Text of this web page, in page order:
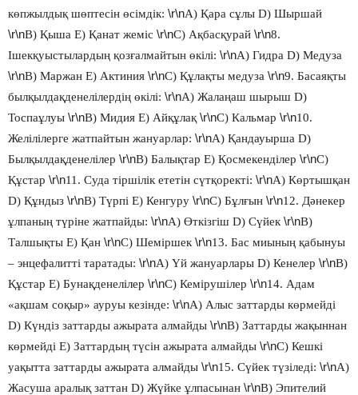
көпжылдық шөптесін өсімдік: \r\nА) Қара сұлы D) Шыршай
\r\nВ) Қыша Е) Қанат жеміс \r\nС) Ақбасқурай \r\n8.
Ішекқуыстылардың қозғалмайтын өкілі: \r\nА) Гидра D) Медуза
\r\nВ) Маржан Е) Актиния \r\nС) Құлақты медуза \r\n9. Басаяқты
былқылдақденелілердің өкілі: \r\nА) Жалаңаш шырыш D)
Тоспаұлуы \r\nВ) Мидия Е) Айқұлақ \r\nС) Кальмар \r\n10.
Желілілерге жатпайтын жануарлар: \r\nА) Қандауырша D)
Былқылдақденелілер \r\nВ) Балықтар Е) Қосмекенділер \r\nС)
Құстар \r\n11. Суда тіршілік ететін сүтқоректі: \r\nА) Көртышқан
D) Құндыз \r\nВ) Түрпі Е) Кенгуру \r\nС) Бұлғын \r\n12. Дәнекер
ұлпаның түріне жатпайды: \r\nА) Өткізгіш D) Сүйек \r\nВ)
Талшықты Е) Қан \r\nС) Шеміршек \r\n13. Бас миының қабынуы
– энцефалитті таратады: \r\nА) Үй жануарлары D) Кенелер \r\nВ)
Құстар Е) Бунақденелілер \r\nС) Кемірушілер \r\n14. Адам
«ақшам соқыр» ауруы кезінде: \r\nА) Алыс заттарды көрмейді
D) Күндіз заттарды ажырата алмайды \r\nВ) Заттарды жақыннан
көрмейді Е) Заттардың түсін ажырата алмайды \r\nС) Кешкі
уақытта заттарды ажырата алмайды \r\n15. Сүйек түзіледі: \r\nА)
Жасуша аралық заттан D) Жүйке ұлпасынан \r\nВ) Эпителий